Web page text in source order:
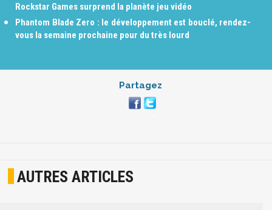
Rockstar Games surprend la planète jeu vidéo
Phantom Blade Zero : le développement est bouclé, rendez-
vous la semaine prochaine pour du très lourd
Partagez
AUTRES ARTICLES